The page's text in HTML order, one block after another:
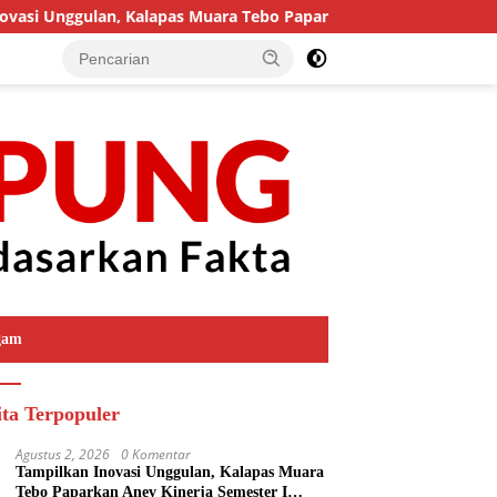
Kalapas Muara Tebo Paparkan Anev Kinerja
Terpopuler
Agustus 2, 2026 0 Komentar
Tampilkan Inovasi Unggulan, Kalapas Muara
Tebo Paparkan Anev Kinerja Semester I